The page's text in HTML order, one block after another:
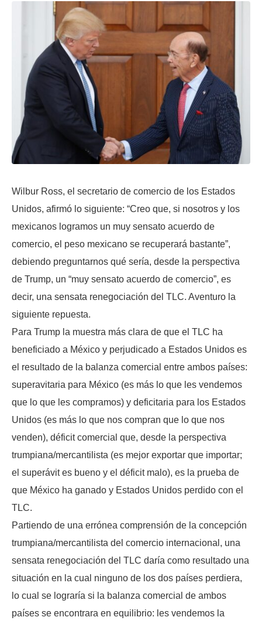
Wilbur Ross, el secretario de comercio de los Estados
Unidos, afirmó lo siguiente: “Creo que, si nosotros y los
mexicanos logramos un muy sensato acuerdo de
comercio, el peso mexicano se recuperará bastante”,
debiendo preguntarnos qué sería, desde la perspectiva
de Trump, un “muy sensato acuerdo de comercio”, es
decir, una sensata renegociación del TLC. Aventuro la
siguiente repuesta.
Para Trump la muestra más clara de que el TLC ha
beneficiado a México y perjudicado a Estados Unidos es
el resultado de la balanza comercial entre ambos países:
superavitaria para México (es más lo que les vendemos
que lo que les compramos) y deficitaria para los Estados
Unidos (es más lo que nos compran que lo que nos
venden), déficit comercial que, desde la perspectiva
trumpiana/mercantilista (es mejor exportar que importar;
el superávit es bueno y el déficit malo), es la prueba de
que México ha ganado y Estados Unidos perdido con el
TLC.
Partiendo de una errónea comprensión de la concepción
trumpiana/mercantilista del comercio internacional, una
sensata renegociación del TLC daría como resultado una
situación en la cual ninguno de los dos países perdiera,
lo cual se lograría si la balanza comercial de ambos
países se encontrara en equilibrio: les vendemos la